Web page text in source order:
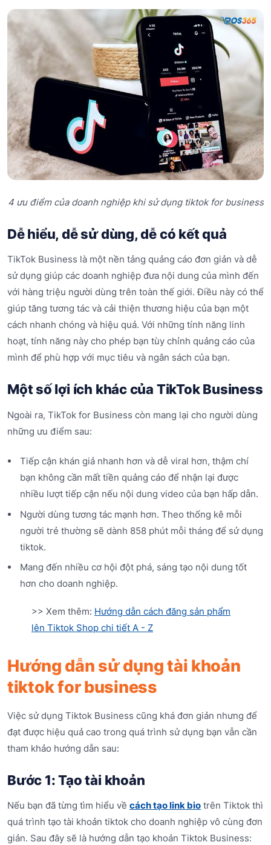
4 ưu điểm của doanh nghiệp khi sử dụng tiktok for business
Dễ hiểu, dễ sử dùng, dễ có kết quả
TikTok Business là một nền tảng quảng cáo đơn giản và dễ
sử dụng giúp các doanh nghiệp đưa nội dung của mình đến
với hàng triệu người dùng trên toàn thế giới. Điều này có thể
giúp tăng tương tác và cải thiện thương hiệu của bạn một
cách nhanh chóng và hiệu quả. Với những tính năng linh
hoạt, tính năng này cho phép bạn tùy chỉnh quảng cáo của
mình để phù hợp với mục tiêu và ngân sách của bạn.
Một số lợi ích khác của TikTok Business
Ngoài ra, TikTok for Business còn mang lại cho người dùng
những ưu điểm sau:
Tiếp cận khán giả nhanh hơn và dễ viral hơn, thậm chí
bạn không cần mất tiền quảng cáo để nhận lại được
nhiều lượt tiếp cận nếu nội dung video của bạn hấp dẫn.
Người dùng tương tác mạnh hơn. Theo thống kê mỗi
người trẻ thường sẽ dành 858 phút mỗi tháng để sử dụng
tiktok.
Mang đến nhiều cơ hội đột phá, sáng tạo nội dung tốt
hơn cho doanh nghiệp.
>> Xem thêm: Hướng dẫn cách đăng sản phẩm
lên Tiktok Shop chi tiết A - Z
Hướng dẫn sử dụng tài khoản
tiktok for business
Việc sử dụng Tiktok Business cũng khá đơn giản nhưng để
đạt được hiệu quả cao trong quá trình sử dụng bạn vẫn cần
tham khảo hướng dẫn sau:
Bước 1: Tạo tài khoản
Nếu bạn đã từng tìm hiểu về cách tạo link bio trên Tiktok thì
quá trình tạo tài khoản tiktok cho doanh nghiệp vô cùng đơn
giản. Sau đây sẽ là hướng dẫn tạo khoản Tiktok Business: